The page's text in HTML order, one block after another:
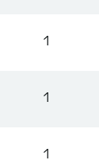
1
1
1